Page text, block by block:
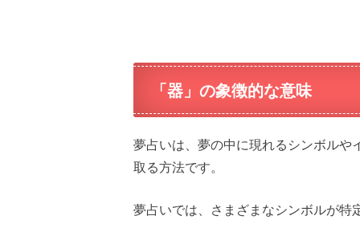
「器」の象徴的な意味
夢占いは、夢の中に現れるシンボルや
取る方法です。
夢占いでは、さまざまなシンボルが特